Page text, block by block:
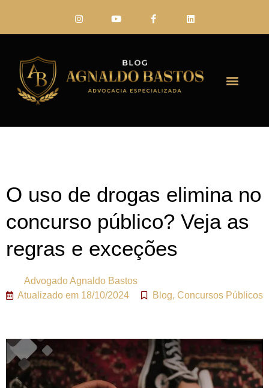
O uso de drogas elimina no
concurso público? Veja as
regras e exceções
AdvogadoAgnaldo Bastos
Atualizado em 18/10/2024 Blog, Concursos Públicos